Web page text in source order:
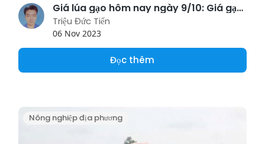
Giá lúa gạo hôm nay ngày 9/10: Giá gạo tăng mạnh nhất 3.000 đồng/kg
Triệu Đức Tiến
06 Nov 2023
Đọc thêm
Nông nghiệp địa phương